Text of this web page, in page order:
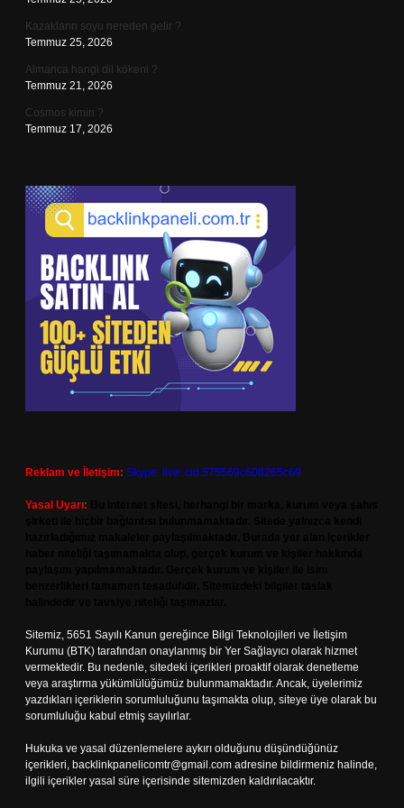
Kazakların soyu nereden gelir ?
Temmuz 25, 2026
Almanca hangi dil kökeni ?
Temmuz 21, 2026
Cosmos kimin ?
Temmuz 17, 2026
Reklam ve İletişim: Skype: live:.cid.575569c608265c69
Yasal Uyarı:
Sitemiz, 5651 Sayılı Kanun gereğince Bilgi Teknolojileri ve İletişim
Kurumu (BTK) tarafından onaylanmış bir Yer Sağlayıcı olarak hizmet
vermektedir. Bu nedenle, sitedeki içerikleri proaktif olarak denetleme
veya araştırma yükümlülüğümüz bulunmamaktadır. Ancak, üyelerimiz
yazdıkları içeriklerin sorumluluğunu taşımakta olup, siteye üye olarak bu
sorumluluğu kabul etmiş sayılırlar.
Hukuka ve yasal düzenlemelere aykırı olduğunu düşündüğünüz
içerikleri, backlinkpanelicomtr@gmail.com adresine bildirmeniz halinde,
ilgili içerikler yasal süre içerisinde sitemizden kaldırılacaktır.